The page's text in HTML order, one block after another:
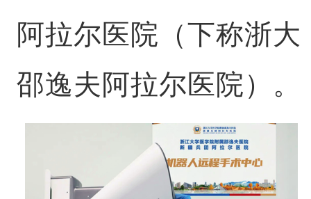
阿拉尔医院（下称浙大
邵逸夫阿拉尔医院）。